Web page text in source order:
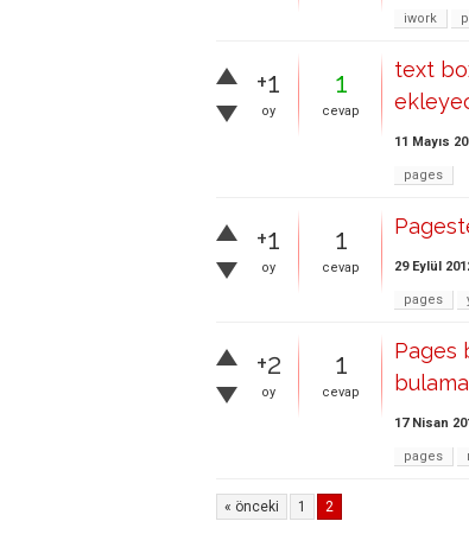
iwork
+1
oy
1
cevap
text
11 Mayıs
pages
+1
oy
1
cevap 29 Eylül
pages
+2
oy
1
cevap
Pages
17 Nisan
pages
« önceki 1 2